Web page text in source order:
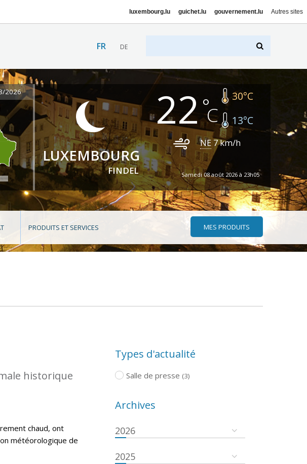
luxembourg.lu guichet.lu gouvernement.lu Autres sites
FR DE
2026
LUXEMBOURG
FINDEL
22 30°C
13°C
NE7km/h
Samedi 08 août 2026 à 23h05
PRODUITS ET SERVICES MES PRODUITS
historique
chaud, ont
météorologique de
Types d'actualité
Salle de presse (3)
Archives
2026
2025